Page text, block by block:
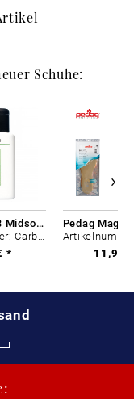
Schuhe:
CARBON LAB Midsole Cleaner
Artikelnummer: Carbon-0
*
11,99